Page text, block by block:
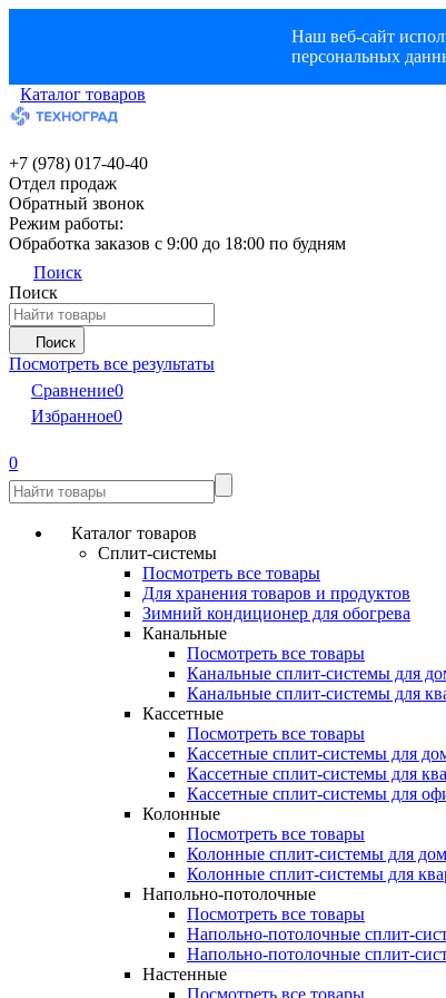
Наш веб-сайт
персональных
Каталог товаров
+7 (978) 017-40-40
Отдел продаж
Обратный звонок
Режим работы:
Обработка заказов с 9:00 до 18:00 по будням
Поиск
Поиск
Поиск
Посмотреть все результаты
Сравнение0
Избранное0
0
Каталог товаров
Сплит-системы
Посмотреть все товары
Для хранения товаров и продуктов
Зимний кондиционер для обогрева
Канальные
Посмотреть все товары
Канальные сплит-системы для
Канальные сплит-системы для
Кассетные
Посмотреть все товары
Кассетные сплит-системы для
Кассетные сплит-системы для
Кассетные сплит-системы для
Колонные
Посмотреть все товары
Колонные сплит-системы для
Колонные сплит-системы для
Напольно-потолочные
Посмотреть все товары
Напольно-потолочные сплит-
Напольно-потолочные сплит-
Настенные
Посмотреть все товары